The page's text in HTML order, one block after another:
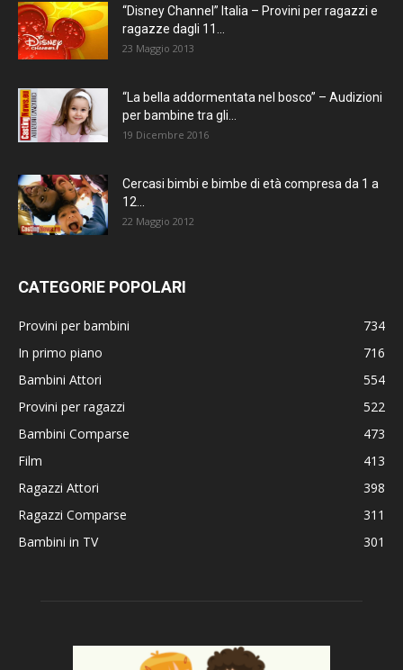
“Disney Channel” Italia – Provini per ragazzi e
ragazze dagli 11...
23 Maggio 2013
“La bella addormentata nel bosco” – Audizioni
per bambine tra gli...
19 Dicembre 2016
Cercasi bimbi e bimbe di età compresa da 1 a
12...
22 Maggio 2012
CATEGORIE POPOLARI
Provini per bambini
734
In primo piano
716
Bambini Attori
554
Provini per ragazzi
522
Bambini Comparse
473
Film
413
Ragazzi Attori
398
Ragazzi Comparse
311
Bambini in TV
301